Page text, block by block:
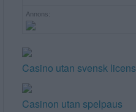
Annons:
Casino utan svensk licens
Casinon utan spelpaus